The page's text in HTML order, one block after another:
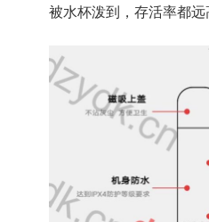
被水杯泼到，存活率都远